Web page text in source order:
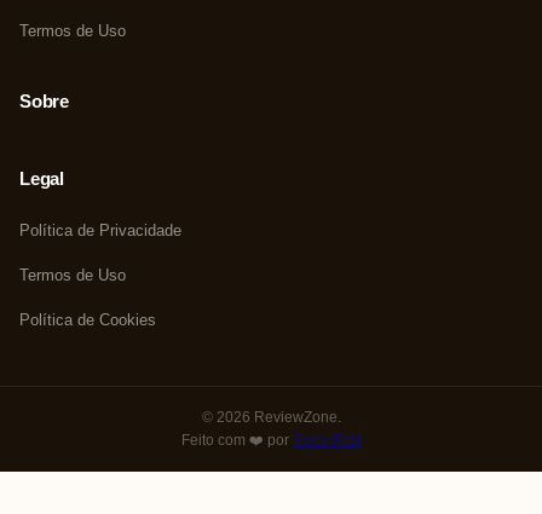
Termos de Uso
Sobre
Legal
Política de Privacidade
Termos de Uso
Política de Cookies
© 2026 ReviewZone.
Feito com ❤️ por Rede Fast